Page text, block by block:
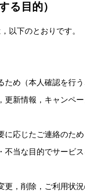
る目的）
以下のとおりです。
め（本人確認を行う
更新情報，キャンペ
に応じたご連絡のため
当な目的でサービ
，削除，ご利用状